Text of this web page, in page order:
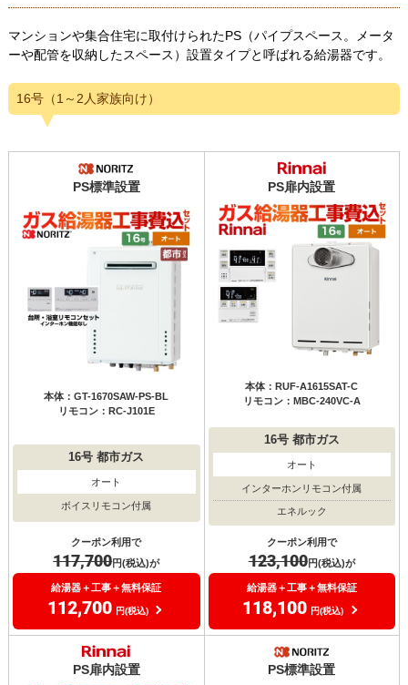
マンションや集合住宅に取付けられたPS（パイプスペース。メータ
ーや配管を収納したスペース）設置タイプと呼ばれる給湯器です。
16号（1～2人家族向け）
PS標準設置
本体：GT-1670SAW-PS-BL
リモコン：RC-J101E
16号 都市ガス
オート
ボイスリモコン付属
クーポン利用で
117,700円(税込)が
給湯器＋工事＋無料保証
112,700 円(税込)
PS扉内設置
本体：RUF-A1615SAT-C
リモコン：MBC-240VC-A
16号都市ガス
オート
インターホンリモコン付属
エネルック
クーポン利用で
123,100円(税込)が
給湯器＋工事＋無料保証
118,100 円(税込)
PS扉内設置 PS標準設置